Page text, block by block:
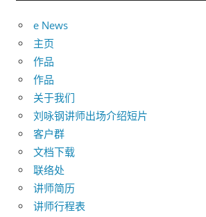
e News
主页
作品
作品
关于我们
刘咏钢讲师出场介绍短片
客户群
文档下载
联络处
讲师简历
讲师行程表